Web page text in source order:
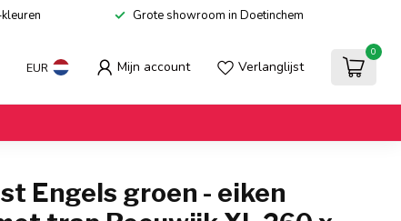
Grote showroom in Doetinchem
EUR Mijn account Verlanglijst
0
Engels groen - eiken